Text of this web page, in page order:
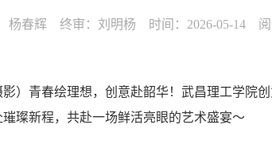
杨春辉 终审：刘明杨 时间：2026-05-14 阅
影）青春绘理想，创意赴韶华！武昌理工学院
璨新程，共赴一场鲜活亮眼的艺术盛宴～